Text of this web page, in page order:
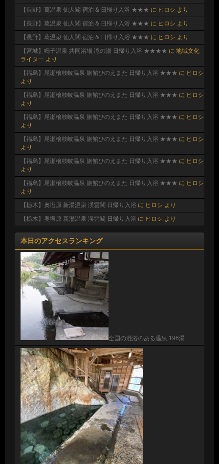
【長野】葛温泉 仙人閣 宿泊 & 日帰り入浴 ★★★ に ヒロシ より
【長野】葛温泉 仙人閣 宿泊 & 日帰り入浴 ★★★ に ヒロシ より
【長野】葛温泉 仙人閣 宿泊 & 日帰り入浴 ★★★ に ヒロシ より
【宮城】鳴子温泉 共同浴場 滝の湯 日帰り入浴 ★★★★ に 地域文化
ライター より
【福島】尾瀬檜枝岐温泉 旅館ひのえまた 日帰り入浴 ★★★ に ヒロシ
より
【福島】尾瀬檜枝岐温泉 旅館ひのえまた 日帰り入浴 ★★★ に ヒロシ
より
【福島】尾瀬檜枝岐温泉 旅館ひのえまた 日帰り入浴 ★★★ に ヒロシ
より
【福島】尾瀬檜枝岐温泉 旅館ひのえまた 日帰り入浴 ★★★ に ヒロシ
より
【福島】尾瀬檜枝岐温泉 旅館ひのえまた 日帰り入浴 ★★★ に ヒロシ
より
【福島】尾瀬檜枝岐温泉 旅館ひのえまた 日帰り入浴 ★★★ に ヒロシ
より
【栃木】奥塩原 新湯温泉 渓雲閣 日帰り入浴 に ヒロシ より
【栃木】奥塩原 新湯温泉 渓雲閣 日帰り入浴 に ヒロシ より
本日のアクセスランキング
全国の混浴のある温泉 196湯